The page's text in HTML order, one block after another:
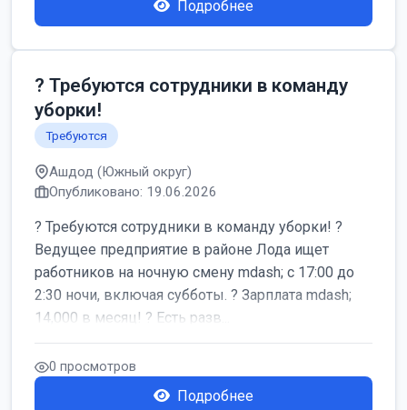
Подробнее
? Требуются сотрудники в команду
уборки!
Требуются
Ашдод (Южный округ)
Опубликовано: 19.06.2026
? Требуются сотрудники в команду уборки! ?
Ведущее предприятие в районе Лода ищет
работников на ночную смену mdash; с 17:00 до
2:30 ночи, включая субботы. ? Зарплата mdash;
14,000 в месяц! ? Есть разв...
0 просмотров
Подробнее